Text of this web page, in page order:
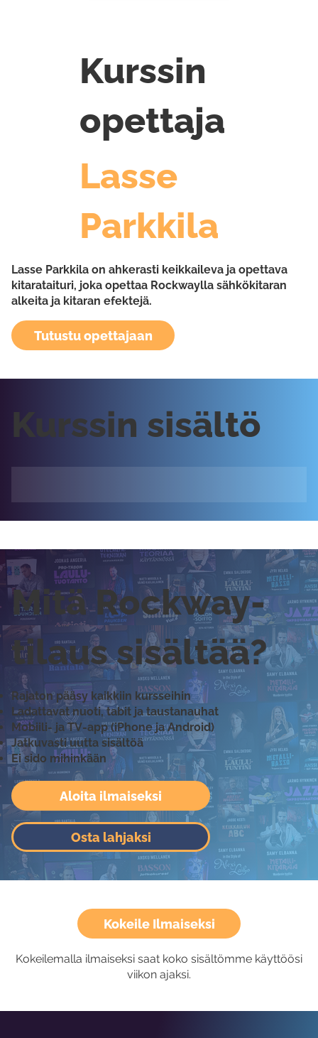
Kurssin
opettaja
Lasse
Parkkila
Lasse Parkkila on ahkerasti keikkaileva ja opettava
kitarataituri, joka opettaa Rockwaylla sähkökitaran
alkeita ja kitaran efektejä.
Tutustu opettajaan
Kurssin sisältö
Aloita ilmaiseksi
Osta lahjaksi
Mitä Rockway-
tilaus sisältää?
Rajaton pääsy kaikkiin kursseihin
Ladattavat nuoti, tabit ja taustanauhat
Mobiili- ja TV-app (iPhone ja Android)
Jatkuvasti uutta sisältöä
Ei sido mihinkään
Kokeile Ilmaiseksi
Kokeilemalla ilmaiseksi saat koko sisältömme käyttöösi
viikon ajaksi.